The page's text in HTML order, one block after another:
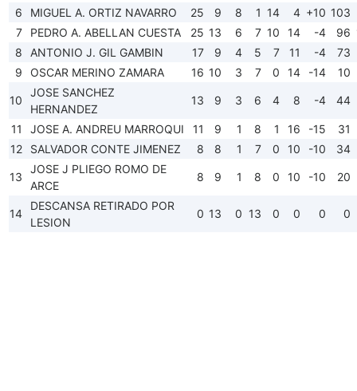
6
MIGUEL A. ORTIZ NAVARRO 25 9 8 1 14 4 +10 103
7
PEDRO A. ABELLAN CUESTA 25 13 6 7 10 14 -4 96
8
ANTONIO J. GIL GAMBIN 17 9 4 5 7 11 -4
73
9
OSCAR MERINO ZAMARA 16 10 3 7 0 14 -14 10
10
JOSE SANCHEZ
HERNANDEZ
13 9 3 6 4 8 -4 44
11 JOSE A. ANDREU MARROQUI 11 9 1 8 1 16 -15
31
12
SALVADOR CONTE JIMENEZ 8 8 1 7 0 10 -10 34
13
JOSE J PLIEGO ROMO DE
ARCE
8 9 1 8 0 10 -10 20
14
DESCANSA RETIRADO POR
LESION
0 13 0 13 0 0 0 0